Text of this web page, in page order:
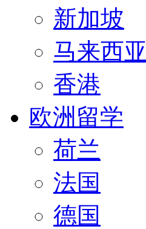
新加坡
马来西亚
香港
欧洲留学
荷兰
法国
德国